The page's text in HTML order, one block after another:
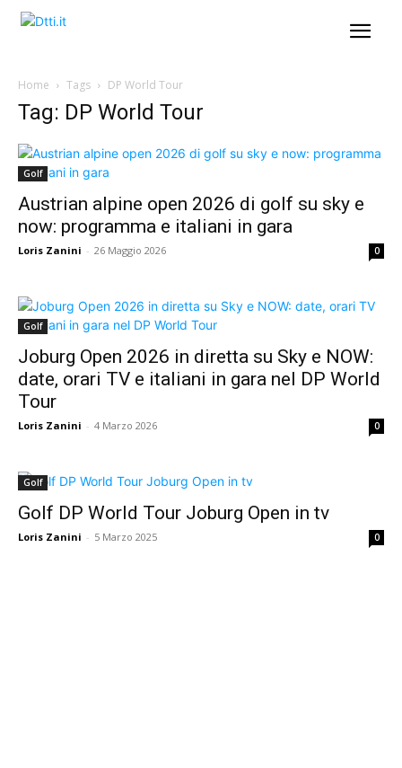
Home Tags DP World Tour
Tag: DP World Tour
Golf
Austrian alpine open 2026 di golf su sky e
now: programma e italiani in gara
Loris Zanini - 26 Maggio 2026 0
Golf
Joburg Open 2026 in diretta su Sky e NOW:
date, orari TV e italiani in gara nel DP World
Tour
Loris Zanini - 4 Marzo 2026 0
Golf
Golf DP World Tour Joburg Open in tv
Loris Zanini - 5 Marzo 2025 0